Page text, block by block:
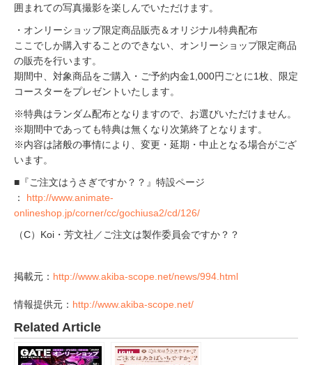
囲まれての写真撮影を楽しんでいただけます。
・オンリーショップ限定商品販売＆オリジナル特典配布
ここでしか購入することのできない、オンリーショップ限定商品
の販売を行います。
期間中、対象商品をご購入・ご予約内金1,000円ごとに1枚、限定
コースターをプレゼントいたします。
※特典はランダム配布となりますので、お選びいただけません。
※期間中であっても特典は無くなり次第終了となります。
※内容は諸般の事情により、変更・延期・中止となる場合がござ
います。
■『ご注文はうさぎですか？？』特設ページ
： http://www.animate-
onlineshop.jp/corner/cc/gochiusa2/cd/126/
（C）Koi・芳文社／ご注文は製作委員会ですか？？
掲載元： http://www.akiba-scope.net/news/994.html
情報提供元： http://www.akiba-scope.net/
Related Article